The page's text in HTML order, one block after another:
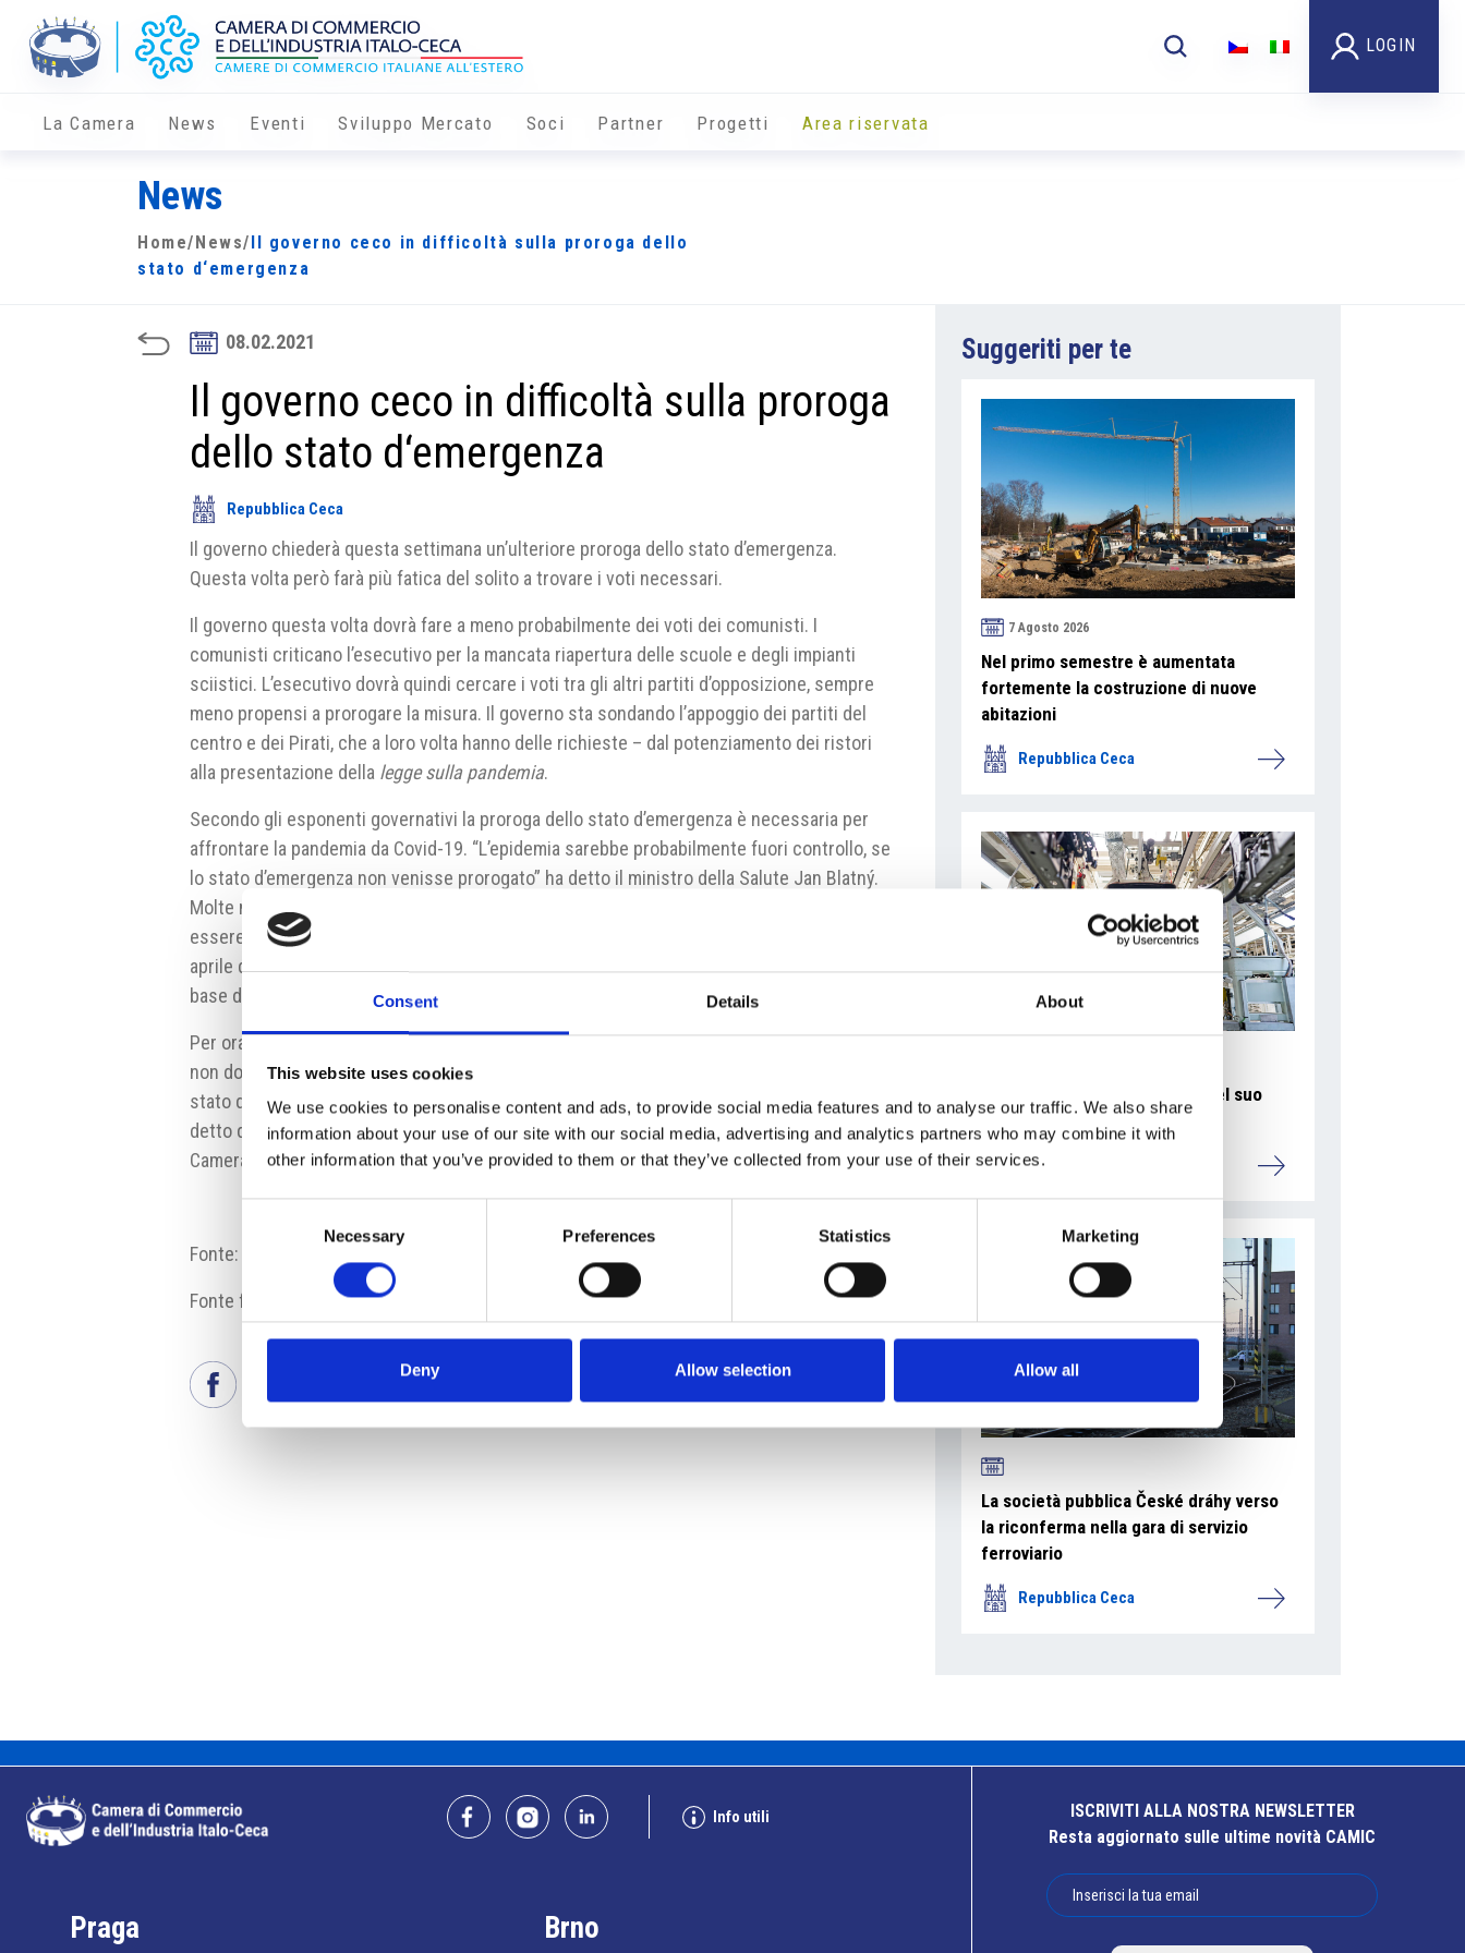
Consent Details About
This website uses cookies
We use cookies to personalise content and ads, to provide social media features and to analyse our traffic. We also share
information about your use of our site with our social media, advertising and analytics partners who may combine it with
other information that you’ve provided to them or that they’ve collected from your use of their services.
Necessary Preferences Statistics Marketing
Deny Allow selection Allow all
LOGIN
La Camera News Eventi Sviluppo Mercato Soci Partner Progetti Area riservata
News
Home/ News/
Il governo ceco in difficoltà sulla proroga dello
stato d‘emergenza
08.02.2021
Il governo ceco in difficoltà sulla proroga
dello stato d‘emergenza
Repubblica Ceca
Il governo chiederà questa settimana un’ulteriore proroga dello stato d’emergenza.
Questa volta però farà più fatica del solito a trovare i voti necessari.
Il governo questa volta dovrà fare a meno probabilmente dei voti dei comunisti. I
comunisti criticano l’esecutivo per la mancata riapertura delle scuole e degli impianti
sciistici. L’esecutivo dovrà quindi cercare i voti tra gli altri partiti d’opposizione, sempre
meno propensi a prorogare la misura. Il governo sta sondando l’appoggio dei partiti del
centro e dei Pirati, che a loro volta hanno delle richieste – dal potenziamento dei ristori
alla presentazione della legge sulla pandemia.
Secondo gli esponenti governativi la proroga dello stato d’emergenza è necessaria per
affrontare la pandemia da Covid-19. “L’epidemia sarebbe probabilmente fuori controllo, se
lo stato d’emergenza non venisse prorogato” ha detto il ministro della Salute Jan Blatný.
Molte misure di restrizione delle libertà di movimento o delle libertà economiche possono
essere adottate solo con lo stato d’emergenza dichiarato. Il punto è stato chiarito ad
aprile dello scorso anno, quando i tribunali hanno censurato l’adozione delle misure sulla
base dell’ordinaria legge per la salute pubblica.
Per ora i partiti non sembrano molto disposti ad approvare la proposta governativa. Se ciò
non dovesse avvenire, il governo ha un’ultima possibilità. Quella di far scadere l’attuale
stato d’emergenza e introdurlo di nuovo dopo un paio di giorni. Il premier Andrej Babis ha
detto di non volere procedere in questo modo, in quando sarebbe irrispettoso verso la
Camera dei Deputati. Il voto dei deputati è previsto per giovedì.
Fonte:
Fonte fotografia: vlada.cz
Suggeriti per te
7 Agosto 2026
Nel primo semestre è aumentata
fortemente la costruzione di nuove
abitazioni
Repubblica Ceca
La Škoda avvia la produzione del suo
SUV Peaq
Repubblica Ceca
La società pubblica České dráhy verso
la riconferma nella gara di servizio
ferroviario
Repubblica Ceca
Info utili
Praga Brno
ISCRIVITI ALLA NOSTRA NEWSLETTER
Resta aggiornato sulle ultime novità CAMIC